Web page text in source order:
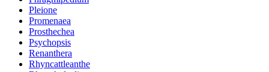
Pleione
Promenaea
Prosthechea
Psychopsis
Renanthera
Rhyncattleanthe